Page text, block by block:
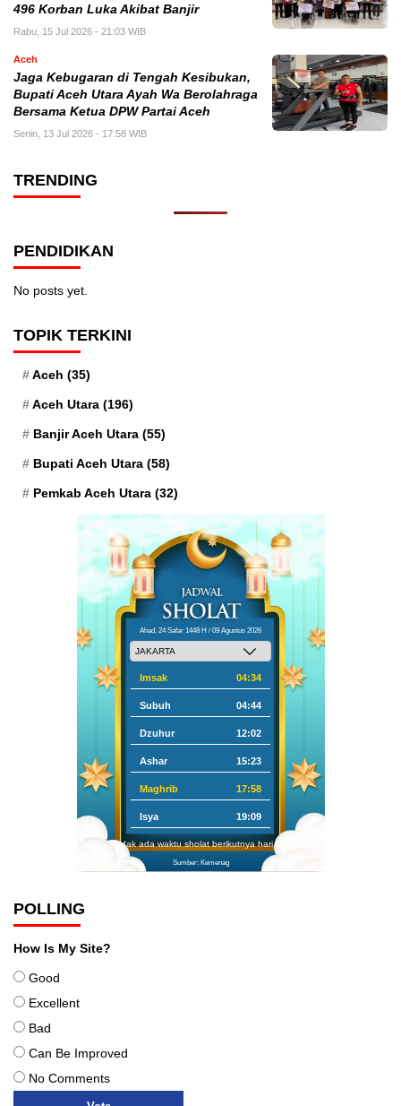
496 Korban Luka Akibat Banjir
Rabu, 15 Jul 2026 - 21:03 WIB
Aceh
Jaga Kebugaran di Tengah Kesibukan,
Bupati Aceh Utara Ayah Wa Berolahraga
Bersama Ketua DPW Partai Aceh
Senin, 13 Jul 2026 - 17:58 WIB
TRENDING
PENDIDIKAN
No posts yet.
TOPIK TERKINI
Aceh (35)
Aceh Utara (196)
Banjir Aceh Utara (55)
Bupati Aceh Utara (58)
Pemkab Aceh Utara (32)
Ahad, 24 Safar 1448 H / 09 Agustus 2026
Imsak 04:34
Subuh 04:44
Dzuhur 12:02
Ashar 15:23
Maghrib 17:58
Isya 19:09
Tidak ada waktu sholat berikutnya hari ini.
Sumber: Kemenag
POLLING
How Is My Site?
Good
Excellent
Bad
Can Be Improved
No Comments